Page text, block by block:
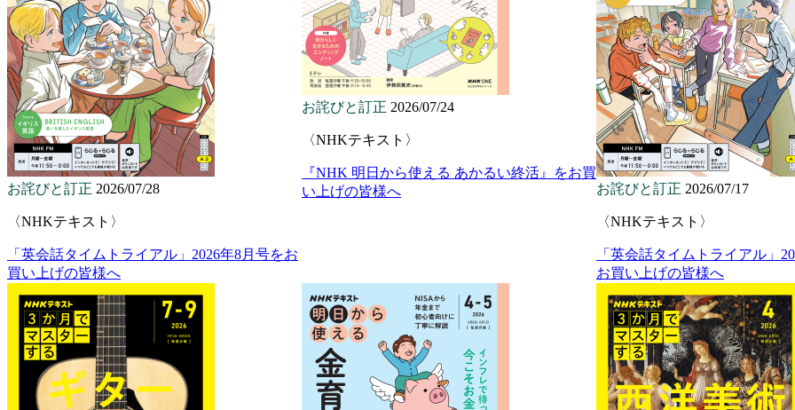
お詫びと訂正 2026/07/28
〈NHKテキスト〉
「英会話タイムトライアル」2026年8月号をお
買い上げの皆様へ
お詫びと訂正 2026/07/24
〈NHKテキスト〉
『NHK 明日から使える あかるい終活』をお買
い上げの皆様へ
お詫びと訂正 2026/07/17
〈NHKテキスト〉
「英会話タイムトライアル」
お買い上げの皆様へ